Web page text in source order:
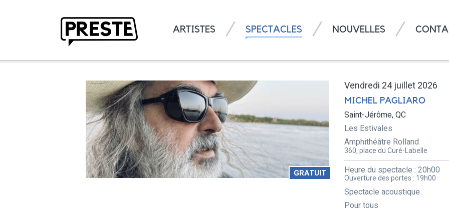
ARTISTES SPECTACLES NOUVELLES
GRATUIT
Vendredi 24 juillet 2026
MICHEL PAGLIARO
Saint-Jérôme, QC
Les Estivales
Amphithéâtre Rolland
360, place du Curé-Labelle
Heure du spectacle : 20h00
Ouverture des portes : 19h00
Spectacle acoustique
Pour tous